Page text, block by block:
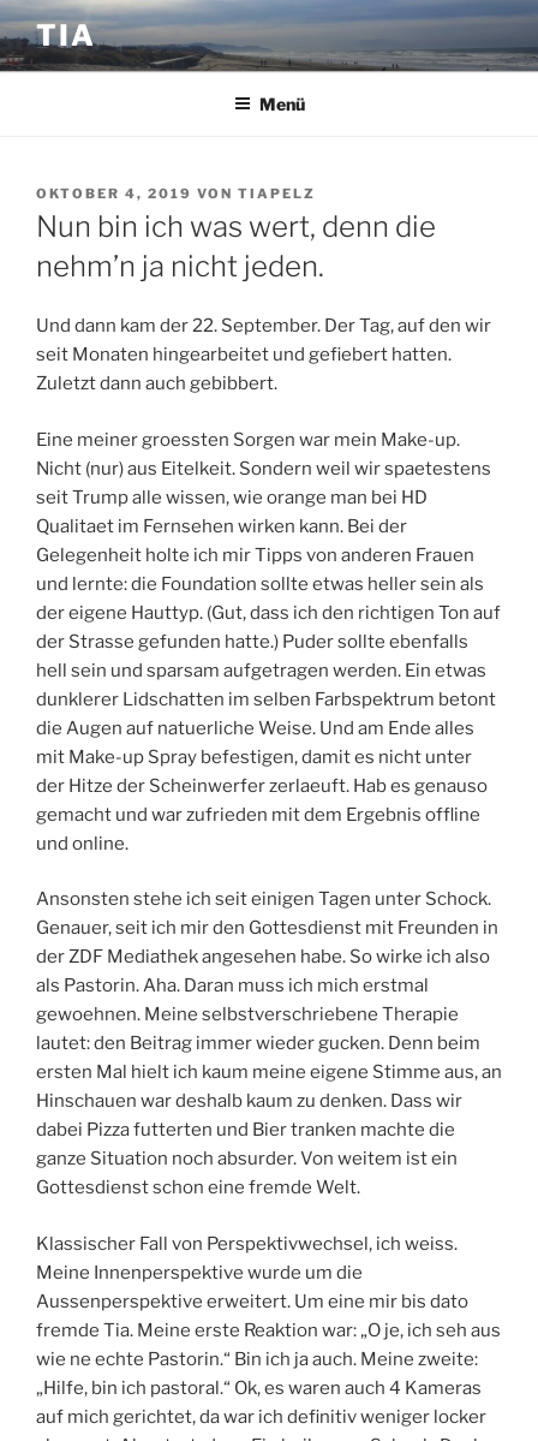
Zum
Inhalt
springen
TIA
Menü
VERÖFFENTLICHT
AM
OKTOBER 4, 2019 VON TIAPELZ
Nun bin ich was wert, denn die
nehm’n ja nicht jeden.
Und dann kam der 22. September. Der Tag, auf den wir
seit Monaten hingearbeitet und gefiebert hatten.
Zuletzt dann auch gebibbert.
Eine meiner groessten Sorgen war mein Make-up.
Nicht (nur) aus Eitelkeit. Sondern weil wir spaetestens
seit Trump alle wissen, wie orange man bei HD
Qualitaet im Fernsehen wirken kann. Bei der
Gelegenheit holte ich mir Tipps von anderen Frauen
und lernte: die Foundation sollte etwas heller sein als
der eigene Hauttyp. (Gut, dass ich den richtigen Ton auf
der Strasse gefunden hatte.) Puder sollte ebenfalls
hell sein und sparsam aufgetragen werden. Ein etwas
dunklerer Lidschatten im selben Farbspektrum betont
die Augen auf natuerliche Weise. Und am Ende alles
mit Make-up Spray befestigen, damit es nicht unter
der Hitze der Scheinwerfer zerlaeuft. Hab es genauso
gemacht und war zufrieden mit dem Ergebnis offline
und online.
Ansonsten stehe ich seit einigen Tagen unter Schock.
Genauer, seit ich mir den Gottesdienst mit Freunden in
der ZDF Mediathek angesehen habe. So wirke ich also
als Pastorin. Aha. Daran muss ich mich erstmal
gewoehnen. Meine selbstverschriebene Therapie
lautet: den Beitrag immer wieder gucken. Denn beim
ersten Mal hielt ich kaum meine eigene Stimme aus, an
Hinschauen war deshalb kaum zu denken. Dass wir
dabei Pizza futterten und Bier tranken machte die
ganze Situation noch absurder. Von weitem ist ein
Gottesdienst schon eine fremde Welt.
Klassischer Fall von Perspektivwechsel, ich weiss.
Meine Innenperspektive wurde um die
Aussenperspektive erweitert. Um eine mir bis dato
fremde Tia. Meine erste Reaktion war: „O je, ich seh aus
wie ne echte Pastorin.“ Bin ich ja auch. Meine zweite:
„Hilfe, bin ich pastoral.“ Ok, es waren auch 4 Kameras
auf mich gerichtet, da war ich definitiv weniger locker